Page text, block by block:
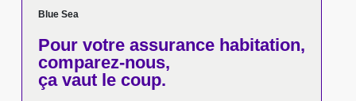
Blue Sea
Pour votreassurance habitation,
comparez-nous,
ça vaut le coup.